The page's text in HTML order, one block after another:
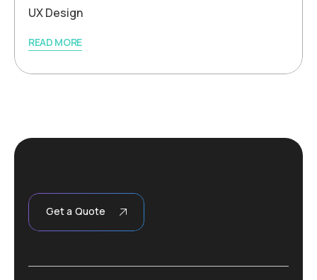
UX Design
READ MORE
Get a Quote